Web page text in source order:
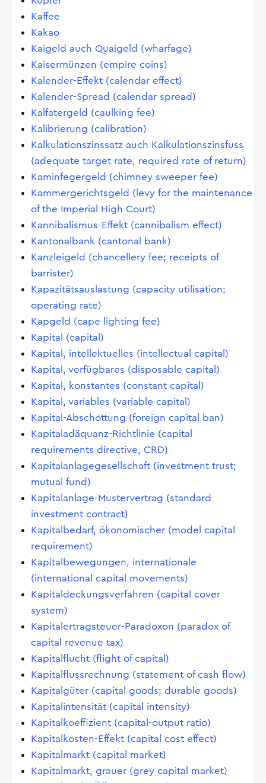
Kaffee
Kakao
Kaigeld auch Quaigeld (wharfage)
Kaisermünzen (empire coins)
Kalender-Effekt (calendar effect)
Kalender-Spread (calendar spread)
Kalfatergeld (caulking fee)
Kalibrierung (calibration)
Kalkulationszinssatz auch Kalkulationszinsfuss
(adequate target rate, required rate of return)
Kaminfegergeld (chimney sweeper fee)
Kammergerichtsgeld (levy for the maintenance
of the Imperial High Court)
Kannibalismus-Effekt (cannibalism effect)
Kantonalbank (cantonal bank)
Kanzleigeld (chancellery fee; receipts of
barrister)
Kapazitätsauslastung (capacity utilisation;
operating rate)
Kapgeld (cape lighting fee)
Kapital (capital)
Kapital, intellektuelles (intellectual capital)
Kapital, verfügbares (disposable capital)
Kapital, konstantes (constant capital)
Kapital, variables (variable capital)
Kapital-Abschottung (foreign capital ban)
Kapitaladäquanz-Richtlinie (capital
requirements directive, CRD)
Kapitalanlagegesellschaft (investment trust;
mutual fund)
Kapitalanlage-Mustervertrag (standard
investment contract)
Kapitalbedarf, ökonomischer (model capital
requirement)
Kapitalbewegungen, internationale
(international capital movements)
Kapitaldeckungsverfahren (capital cover
system)
Kapitalertragsteuer-Paradoxon (paradox of
capital revenue tax)
Kapitalflucht (flight of capital)
Kapitalflussrechnung (statement of cash flow)
Kapitalgüter (capital goods; durable goods)
Kapitalintensität (capital intensity)
Kapitalkoeffizient (capital-output ratio)
Kapitalkosten-Effekt (capital cost effect)
Kapitalmarkt (capital market)
Kapitalmarkt, grauer (grey capital market)